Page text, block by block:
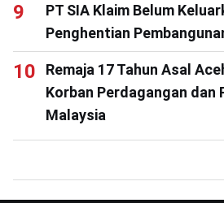
PT SIA Klaim Belum
Penghentian
Remaja 17 Tahun Asal
Korban Perdagangan dan
Malaysia